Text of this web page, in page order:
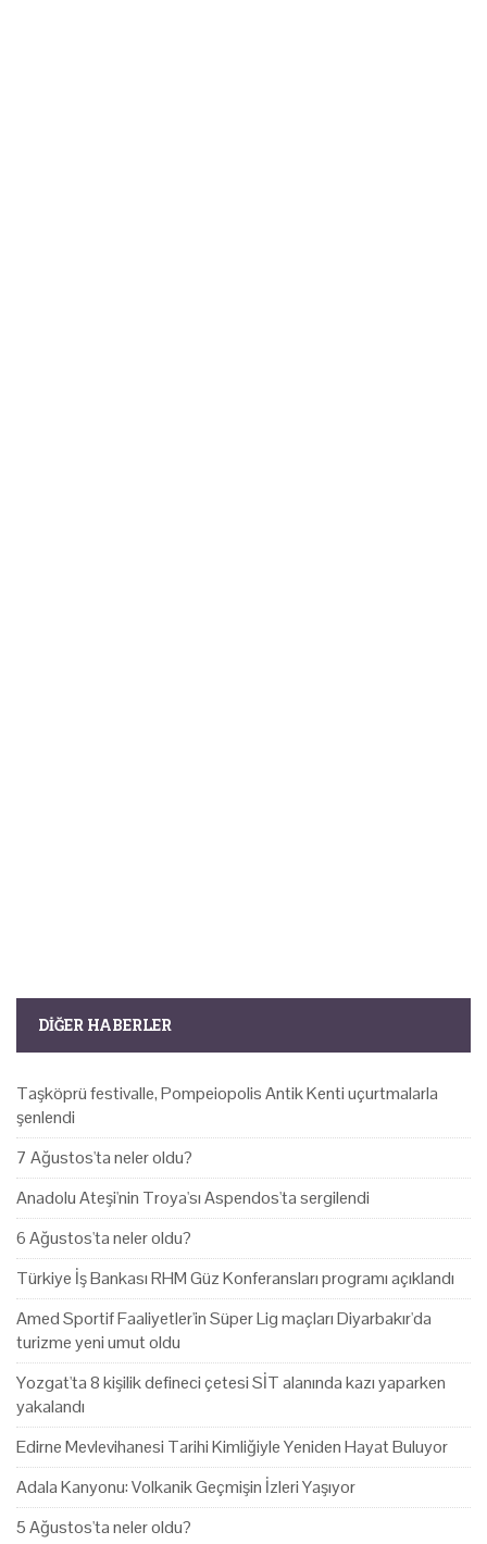
DIĞER HABERLER
Taşköprü festivalle, Pompeiopolis Antik Kenti uçurtmalarla
şenlendi
7 Ağustos'ta neler oldu?
Anadolu Ateşi'nin Troya'sı Aspendos'ta sergilendi
6 Ağustos'ta neler oldu?
Türkiye İş Bankası RHM Güz Konferansları programı açıklandı
Amed Sportif Faaliyetler'in Süper Lig maçları Diyarbakır'da
turizme yeni umut oldu
Yozgat'ta 8 kişilik defineci çetesi SİT alanında kazı yaparken
yakalandı
Edirne Mevlevihanesi Tarihi Kimliğiyle Yeniden Hayat Buluyor
Adala Kanyonu: Volkanik Geçmişin İzleri Yaşıyor
5 Ağustos'ta neler oldu?